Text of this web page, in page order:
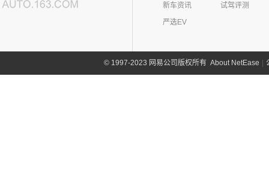
新车资讯
试驾评测
严选EV
©1997-2023 网易公司版权所有 About NetEase